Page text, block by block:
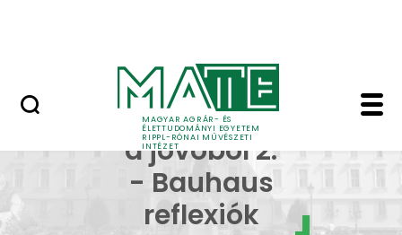
MAGYAR AGRÁR- ÉS
ÉLETTUDOMÁNYI EGYETEM
RIPPL-RÓNAI MŰVÉSZETI
INTÉZET
Inspirációk a jövőből
Inspirációk
a jövőből 2.
- Bauhaus
reflexiók